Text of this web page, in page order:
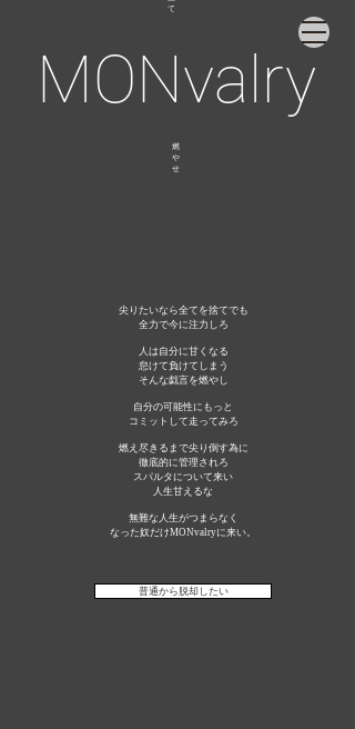
て
MONvalry
​燃
や
せ
尖りたいなら全てを捨てでも
全力で今に注力しろ
人は自分に甘くなる
怠けて負けてしまう
​そんな戯言を燃やし
自分の可能性にもっと
​コミットして走ってみろ
燃え尽きるまで尖り倒す為に
徹底的に管理されろ
スパルタについて来い
人生甘えるな
無難な人生がつまらなく
​なった奴だけMONvalryに来い。
普通から脱却したい